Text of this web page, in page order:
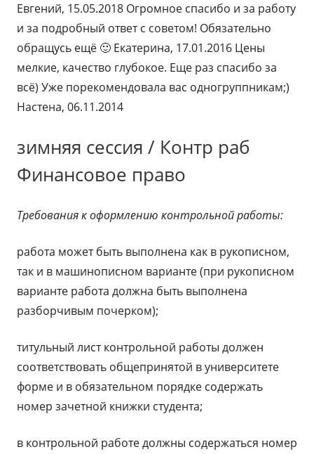
Евгений, 15.05.2018 Огромное спасибо и за работу
и за подробный ответ с советом! Обязательно
обращусь ещё 🙂 Екатерина, 17.01.2016 Цены
мелкие, качество глубокое. Еще раз спасибо за
всё) Уже порекомендовала вас одногруппникам;)
Настена, 06.11.2014
зимняя сессия / Контр раб
Финансовое право
Требования к оформлению контрольной работы:
работа может быть выполнена как в рукописном,
так и в машинописном варианте (при рукописном
варианте работа должна быть выполнена
разборчивым почерком);
титульный лист контрольной работы должен
соответствовать общепринятой в университете
форме и в обязательном порядке содержать
номер зачетной книжки студента;
в контрольной работе должны содержаться номер